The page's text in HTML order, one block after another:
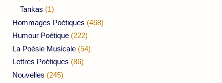
Tankas (1)
Hommages Poétiques (468)
Humour Poétique (222)
La Poésie Musicale (54)
Lettres Poétiques (86)
Nouvelles (245)